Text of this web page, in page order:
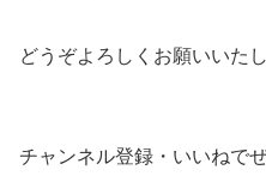
どうぞよろしくお願いいた
チャンネル登録・いいねで